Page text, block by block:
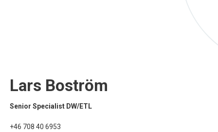
Lars Boström
Senior Specialist DW/ETL
+46 708 40 6953